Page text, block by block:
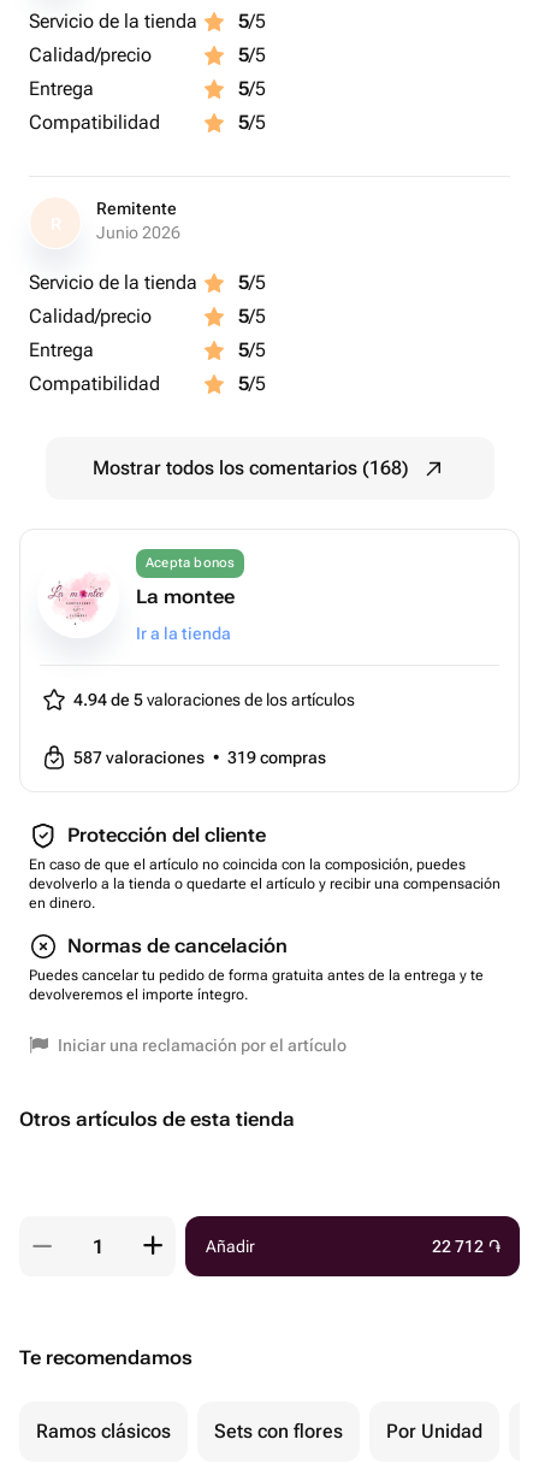
Servicio de la tienda 5/5
Calidad/precio
5/5
Entrega
5/5
Compatibilidad
5/5
R
Remitente
Junio 2026
Servicio de la tienda 5/5
Calidad/precio
5/5
Entrega
5/5
Compatibilidad
5/5
Mostrar todos los comentarios (168)
Acepta bonos
La montee
Ir a la tienda
4.94 de 5valoraciones de los artículos
587valoraciones • 319compras
Protección del cliente
En caso de que el artículo no coincida con la composición, puedes
devolverlo a la tienda o quedarte el artículo y recibir una compensación
en dinero.
Normas de cancelación
Puedes cancelar tu pedido de forma gratuita antes de la entrega y te
devolveremos el importe íntegro.
Iniciar una reclamación por el artículo
Otros artículos de esta tienda
Añadir 22 712 ֏
Te recomendamos
Ramos clásicos Sets con flores Por Unidad